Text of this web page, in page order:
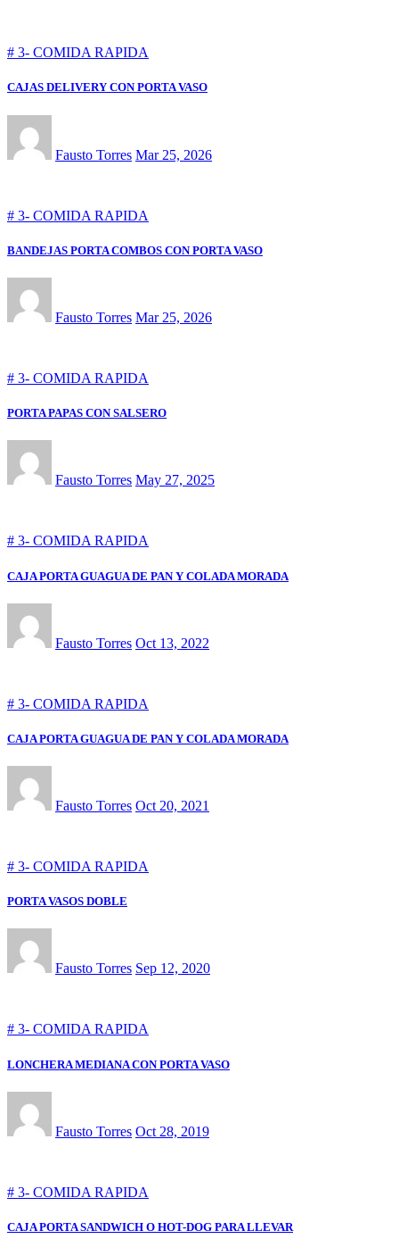
# 3- COMIDA RAPIDA
CAJAS DELIVERY CON PORTA VASO
Fausto Torres Mar 25, 2026
# 3- COMIDA RAPIDA
BANDEJAS PORTA COMBOS CON PORTA VASO
Fausto Torres Mar 25, 2026
# 3- COMIDA RAPIDA
PORTA PAPAS CON SALSERO
Fausto Torres May 27, 2025
# 3- COMIDA RAPIDA
CAJA PORTA GUAGUA DE PAN Y COLADA MORADA
Fausto Torres Oct 13, 2022
# 3- COMIDA RAPIDA
CAJA PORTA GUAGUA DE PAN Y COLADA MORADA
Fausto Torres Oct 20, 2021
# 3- COMIDA RAPIDA
PORTA VASOS DOBLE
Fausto Torres Sep 12, 2020
# 3- COMIDA RAPIDA
LONCHERA MEDIANA CON PORTA VASO
Fausto Torres Oct 28, 2019
# 3- COMIDA RAPIDA
CAJA PORTA SANDWICH O HOT-DOG PARA LLEVAR